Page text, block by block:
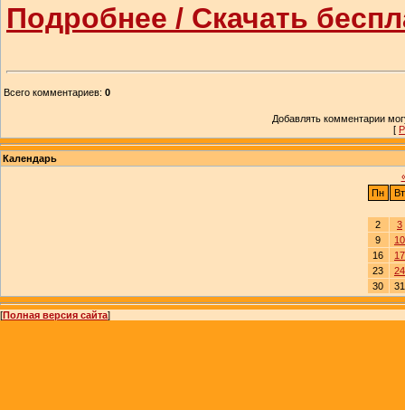
Подробнее / Скачать
Всего комментариев: 0
Добавлять комментарии
[
Календарь
Пн
Вт
2
3
9
10
16
17
23
24
30
31
[Полная версия сайта]